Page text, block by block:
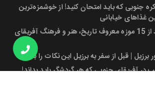
کره جنوبی که باید امتحان کنید! از خوشمزه‌ترین
غذاهای خیابانی
راهنمای کامل بازدید از 15 موزه معروف تاریخ، هنر و فرهنگ آفریقای
| قبل از سفر به برزیل این نکات را بدانید!